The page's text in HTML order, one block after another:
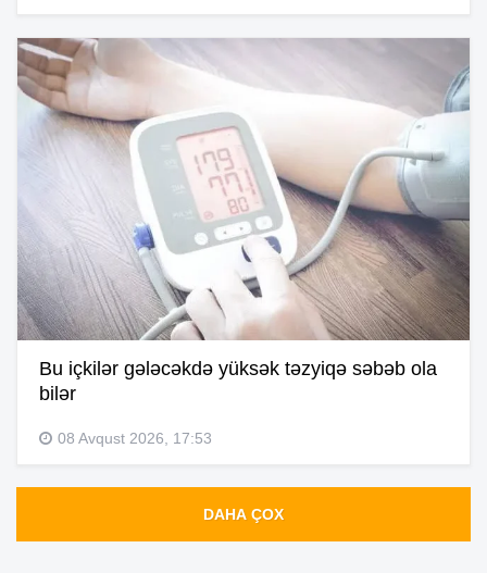
Bu içkilər gələcəkdə yüksək təzyiqə səbəb ola
bilər
08 Avqust 2026, 17:53
DAHA ÇOX